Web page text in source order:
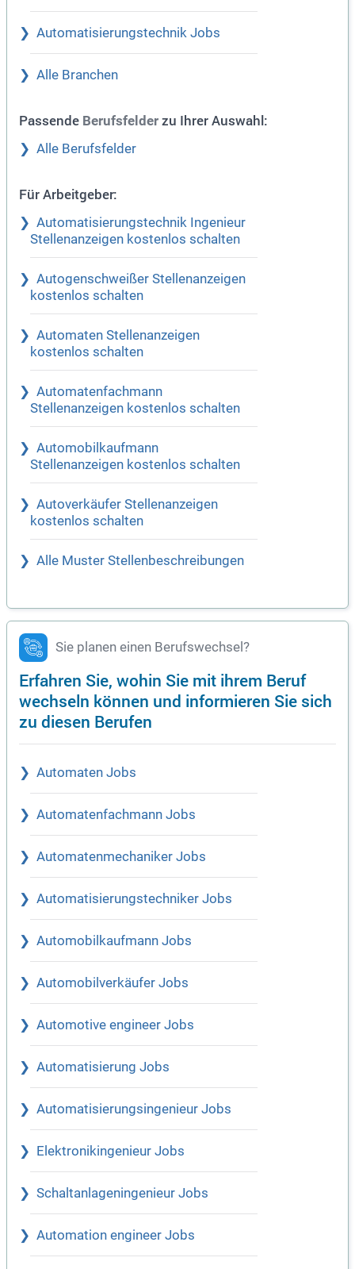
Automatisierungstechnik Jobs
Alle Branchen
Passende Berufsfelder zu Ihrer Auswahl:
Alle Berufsfelder
Für Arbeitgeber:
Automatisierungstechnik Ingenieur
Stellenanzeigen kostenlos schalten
Autogenschweißer Stellenanzeigen
kostenlos schalten
Automaten Stellenanzeigen
kostenlos schalten
Automatenfachmann
Stellenanzeigen kostenlos schalten
Automobilkaufmann
Stellenanzeigen kostenlos schalten
Autoverkäufer Stellenanzeigen
kostenlos schalten
Alle Muster Stellenbeschreibungen
Sie planen einen Berufswechsel?
Erfahren Sie, wohin Sie mit ihrem Beruf
wechseln können und informieren Sie sich
zu diesen Berufen
Automaten Jobs
Automatenfachmann Jobs
Automatenmechaniker Jobs
Automatisierungstechniker Jobs
Automobilkaufmann Jobs
Automobilverkäufer Jobs
Automotive engineer Jobs
Automatisierung Jobs
Automatisierungsingenieur Jobs
Elektronikingenieur Jobs
Schaltanlageningenieur Jobs
Automation engineer Jobs